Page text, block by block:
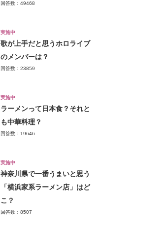
回答数：49468
実施中
歌が上手だと思うホロライブ
のメンバーは？
回答数：23859
実施中
ラーメンって日本食？それと
も中華料理？
回答数：19646
実施中
神奈川県で一番うまいと思う
「横浜家系ラーメン店」はど
こ？
回答数：8507